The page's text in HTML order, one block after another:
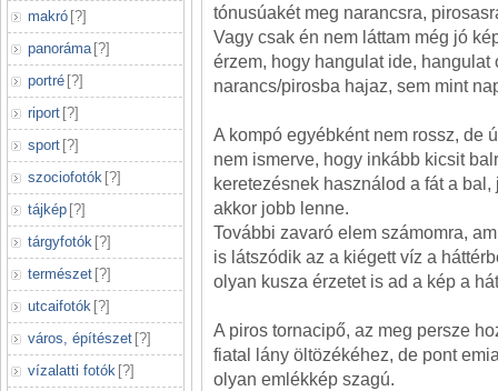
makró [?]
panoráma [?]
portré [?]
riport [?]
sport [?]
szociofotók [?]
tájkép [?]
tárgyfotók [?]
természet [?]
utcaifotók [?]
város, építészet [?]
vízalatti fotók [?]
tónusúakét meg narancsra,
Vagy csak én nem láttam még jó
érzem, hogy hangulat ide, hangulat
narancs/pirosba hajaz, sem mint
A kompó egyébként nem rossz, de
nem ismerve, hogy inkább kicsit
keretezésnek használod a fát a
akkor jobb lenne.
További zavaró elem számomra,
is látszódik az a kiégett víz a
olyan kusza érzetet is ad a kép a
A piros tornacipő, az meg persze
fiatal lány öltözékéhez, de pont
olyan emlékkép szagú.